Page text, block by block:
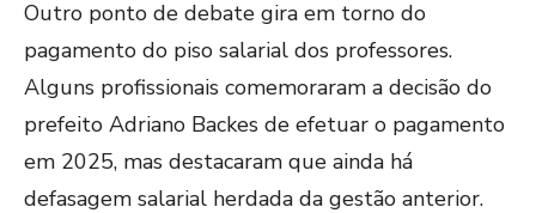
Outro ponto de debate gira em torno do
pagamento do piso salarial dos professores.
Alguns profissionais comemoraram a decisão do
prefeito Adriano Backes de efetuar o pagamento
em 2025, mas destacaram que ainda há
defasagem salarial herdada da gestão anterior.